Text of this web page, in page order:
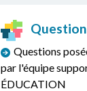
Questions
par l'équipe
ÉDUCATION